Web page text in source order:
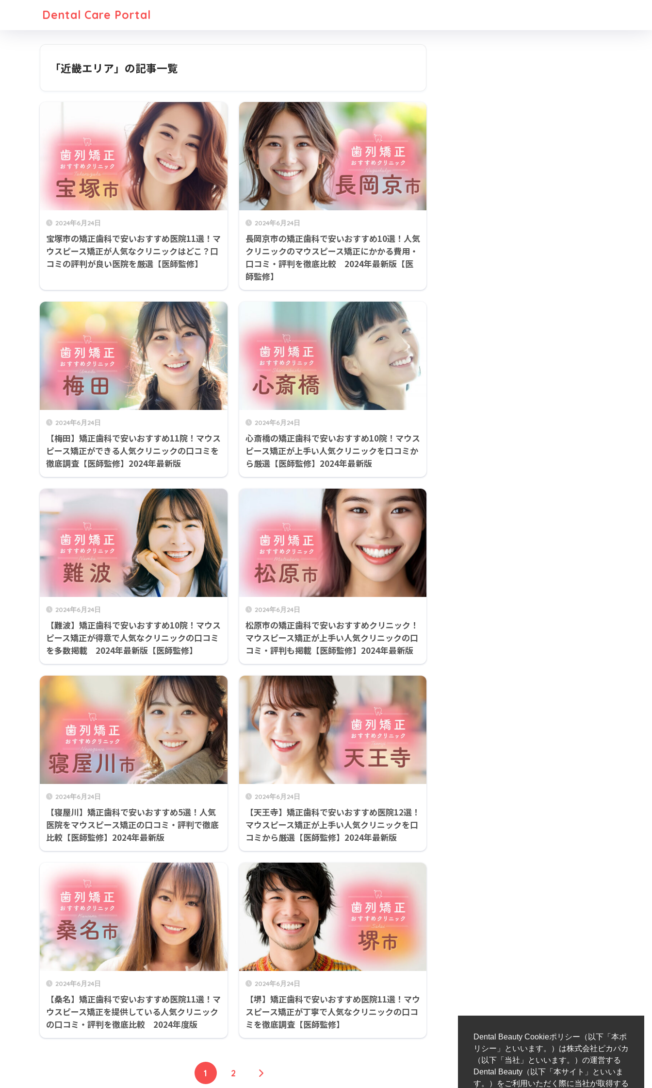
Dental Care Portal
「近畿エリア」の記事一覧
2024年6月24日
宝塚市の矯正歯科で安いおすすめ医院11選！マ
ウスピース矯正が人気なクリニックはどこ？口
コミの評判が良い医院を厳選【医師監修】
2024年6月24日
長岡京市の矯正歯科で安いおすすめ10選！人気
クリニックのマウスピース矯正にかかる費用・
口コミ・評判を徹底比較 2024年最新版【医
師監修】
2024年6月24日
【梅田】矯正歯科で安いおすすめ11院！マウス
ピース矯正ができる人気クリニックの口コミを
徹底調査【医師監修】2024年最新版
2024年6月24日
心斎橋の矯正歯科で安いおすすめ10院！マウス
ピース矯正が上手い人気クリニックを口コミか
ら厳選【医師監修】2024年最新版
2024年6月24日
【難波】矯正歯科で安いおすすめ10院！マウス
ピース矯正が得意で人気なクリニックの口コミ
を多数掲載 2024年最新版【医師監修】
2024年6月24日
松原市の矯正歯科で安いおすすめクリニック！
マウスピース矯正が上手い人気クリニックの口
コミ・評判も掲載【医師監修】2024年最新版
2024年6月24日
【寝屋川】矯正歯科で安いおすすめ5選！人気
医院をマウスピース矯正の口コミ・評判で徹底
比較【医師監修】2024年最新版
2024年6月24日
【天王寺】矯正歯科で安いおすすめ医院12選！
マウスピース矯正が上手い人気クリニックを口
コミから厳選【医師監修】2024年最新版
2024年6月24日
【桑名】矯正歯科で安いおすすめ医院11選！マ
ウスピース矯正を提供している人気クリニック
の口コミ・評判を徹底比較 2024年度版
2024年6月24日
【堺】矯正歯科で安いおすすめ医院11選！マウ
スピース矯正が丁寧で人気なクリニックの口コ
ミを徹底調査【医師監修】
1 2
Dental Beauty Cookieポリシー（以下「本ポ
リシー」といいます。）は株式会社ピカパカ
（以下「当社」といいます。）の運営する
Dental Beauty（以下「本サイト」といいま
す。）をご利用いただく際に当社が取得する